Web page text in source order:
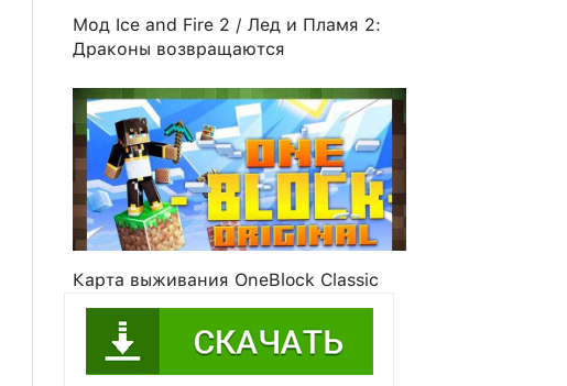
CandyCJ c_o_o_l_m_a_n Backfisch188
Мод Ice and Fire 2 / Лед и Пламя 2:
Драконы возвращаются
Карта выживания OneBlock Classic